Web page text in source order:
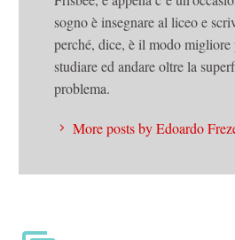
sogno è insegnare al liceo e
perché, dice, è il modo migliore
studiare ed andare oltre la
problema.
More posts by Edoardo